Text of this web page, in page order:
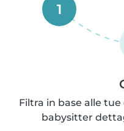
1
Filtra in base alle
babysitter